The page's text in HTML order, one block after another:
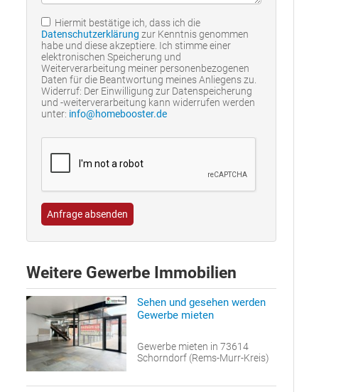
Hiermit bestätige ich, dass ich die
Datenschutzerklärung zur Kenntnis genommen
habe und diese akzeptiere. Ich stimme einer
elektronischen Speicherung und
Weiterverarbeitung meiner personenbezogenen
Daten für die Beantwortung meines Anliegens zu.
Widerruf: Der Einwilligung zur Datenspeicherung
und -weiterverarbeitung kann widerrufen werden
unter: info@homebooster.de
Anfrage absenden
Weitere Gewerbe Immobilien
Sehen und gesehen werden
Gewerbe mieten
Gewerbe mieten in 73614
Schorndorf (Rems-Murr-Kreis)